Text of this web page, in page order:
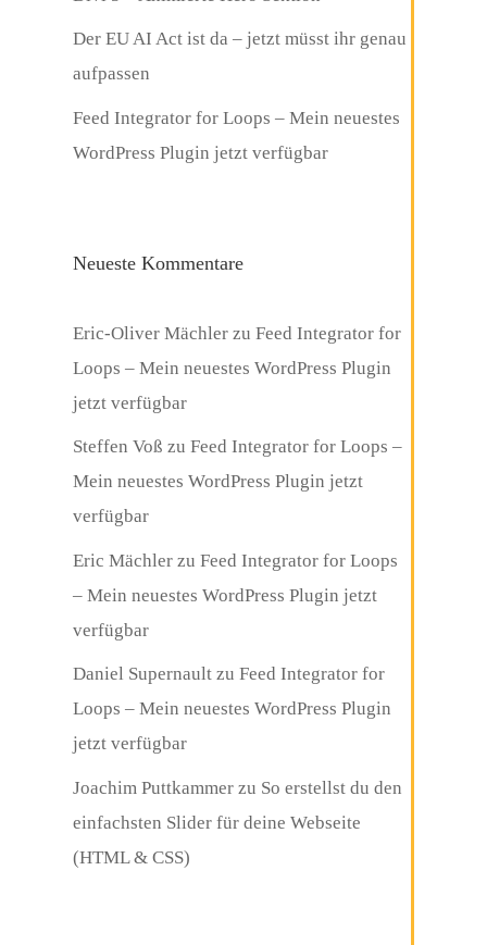
Der EU AI Act ist da – jetzt müsst ihr genau
aufpassen
Feed Integrator for Loops – Mein neuestes
WordPress Plugin jetzt verfügbar
Neueste Kommentare
Eric-Oliver Mächler zuFeed Integrator for
Loops – Mein neuestes WordPress Plugin
jetzt verfügbar
Steffen Voß zuFeed Integrator for Loops –
Mein neuestes WordPress Plugin jetzt
verfügbar
Eric Mächler zuFeed Integrator for Loops
– Mein neuestes WordPress Plugin jetzt
verfügbar
Daniel Supernault zuFeed Integrator for
Loops – Mein neuestes WordPress Plugin
jetzt verfügbar
Joachim Puttkammer zu So erstellst du den
einfachsten Slider für deine Webseite
(HTML & CSS)